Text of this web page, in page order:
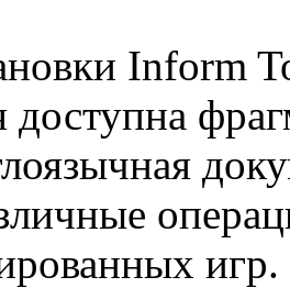
Inform
доступна